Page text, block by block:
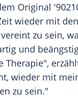
Original
wieder mit
zu sein,
und
Therapie",
wieder mit
zu sein."